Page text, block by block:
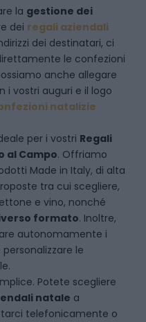
la gestione dei
dei regali aziendali
dei destinatari, ci
le confezioni
anche allegare
i vostri auguri e il logo
natalizie
per i vostri Regali
al Campo. Offriamo
Made in Italy, di alta
tra cui scegliere,
e vino, nonché
formato. Inoltre,
autonomamente i
le
Potete scegliere
natale a
telefonicamente o